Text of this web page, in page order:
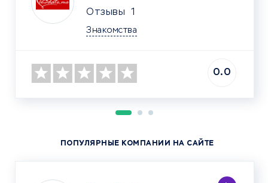
Отзывы 1
Знакомства
0.0
ПОПУЛЯРНЫЕ КОМПАНИИ НА САЙТЕ